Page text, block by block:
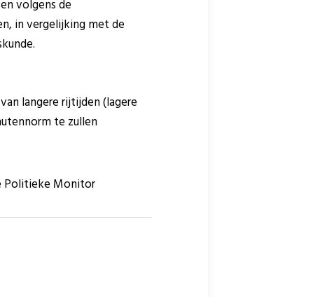
volgens de
in vergelijking met de
langere rijtijden (lagere
te zullen
Politieke Monitor